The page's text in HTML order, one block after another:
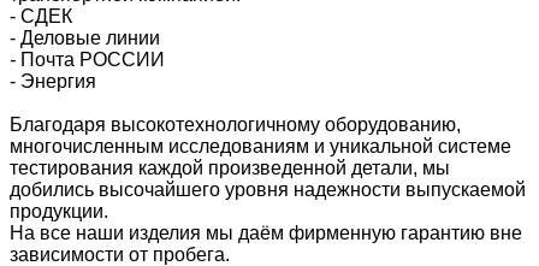
- СДЕК
- Деловые линии
- Почта РОССИИ
- Энергия
Благодаря высокотехнологичному оборудованию,
многочисленным исследованиям и уникальной системе
тестирования каждой произведенной детали, мы
добились высочайшего уровня надежности выпускаемой
продукции.
На все наши изделия мы даём фирменную гарантию вне
зависимости от пробега.